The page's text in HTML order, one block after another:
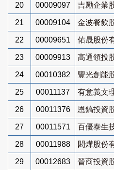
20 00009097 吉勵企業
21 00009104 金波餐飲
22 00009651 佑晟股份
23 00009913 高通領投
24 00010382 豐光創能
25 00011137 有意義文
26 00011376 恩鎬投資
27 00011571 百優泰生
28 00011988 閎燁股份
29 00012683 晉商投資